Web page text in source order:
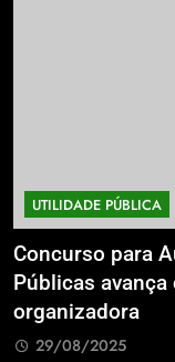
UTILIDADE PÚBLICA
Concurso para
Públicas
organizadora
29/08/2025